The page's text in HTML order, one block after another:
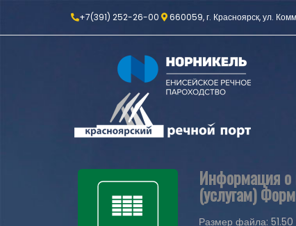
+7(391) 252-26-00 660059, г. Красноярск, ул.
Информация о
(услугам)
Размер файла: 51.50